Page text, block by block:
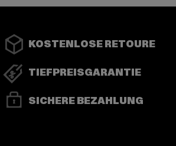
KOSTENLOSE RETOURE
TIEFPREISGARANTIE
SICHERE BEZAHLUNG